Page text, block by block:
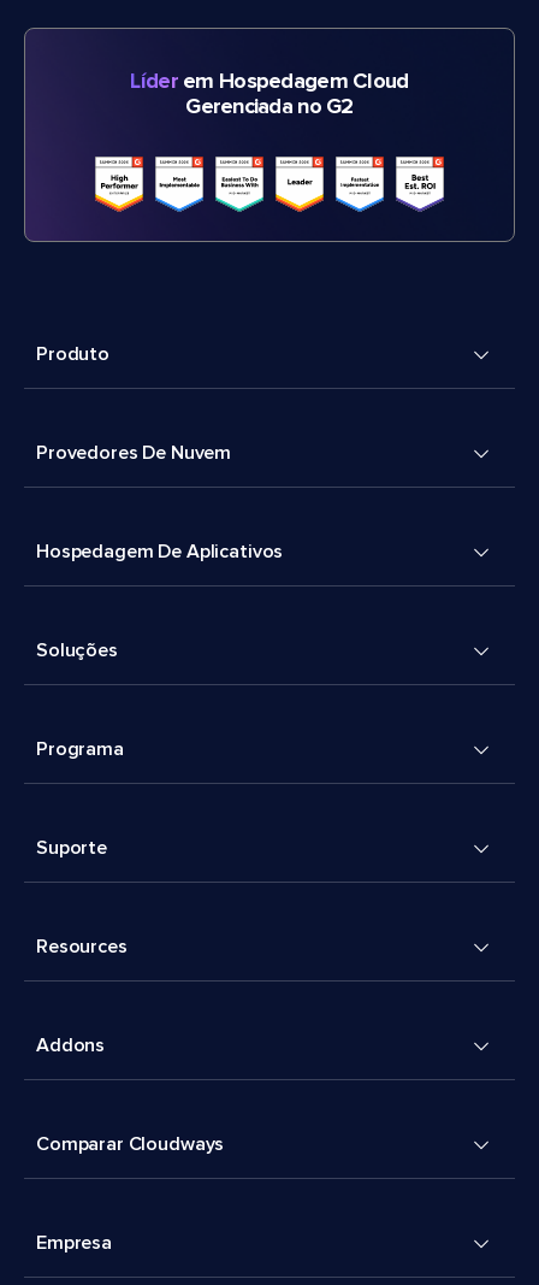
Líderem Hospedagem Cloud
Gerenciada no G2
Produto
Provedores De Nuvem
Hospedagem De Aplicativos
Soluções
Programa
Suporte
Resources
Addons
Comparar Cloudways
Empresa